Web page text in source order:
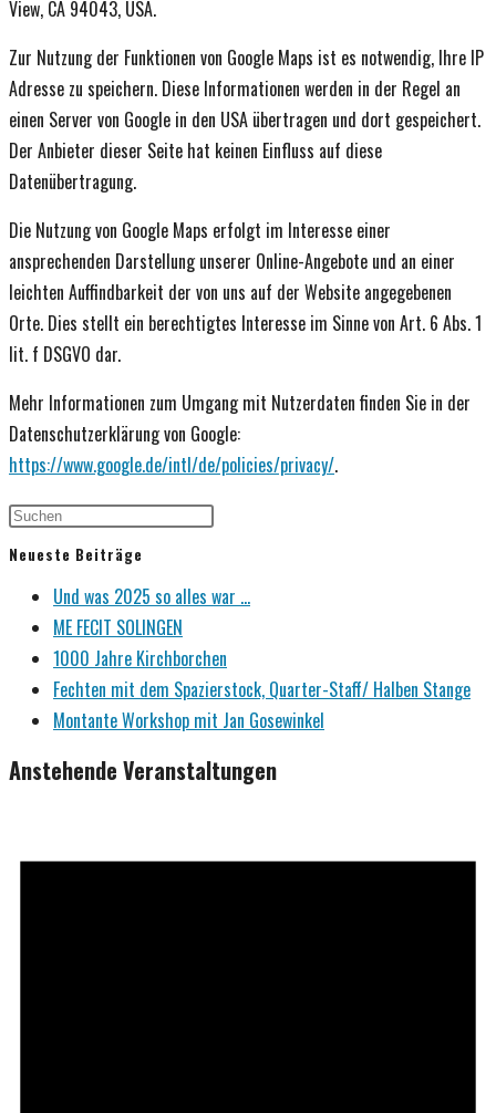
View, CA 94043, USA.
Zur Nutzung der Funktionen von Google Maps ist es notwendig, Ihre IP
Adresse zu speichern. Diese Informationen werden in der Regel an
einen Server von Google in den USA übertragen und dort gespeichert.
Der Anbieter dieser Seite hat keinen Einfluss auf diese
Datenübertragung.
Die Nutzung von Google Maps erfolgt im Interesse einer
ansprechenden Darstellung unserer Online-Angebote und an einer
leichten Auffindbarkeit der von uns auf der Website angegebenen
Orte. Dies stellt ein berechtigtes Interesse im Sinne von Art. 6 Abs. 1
lit. f DSGVO dar.
Mehr Informationen zum Umgang mit Nutzerdaten finden Sie in der
Datenschutzerklärung von Google:
https://www.google.de/intl/de/policies/privacy/.
Neueste Beiträge
Und was 2025 so alles war …
ME FECIT SOLINGEN
1000 Jahre Kirchborchen
Fechten mit dem Spazierstock, Quarter-Staff/ Halben Stange
Montante Workshop mit Jan Gosewinkel
Anstehende Veranstaltungen